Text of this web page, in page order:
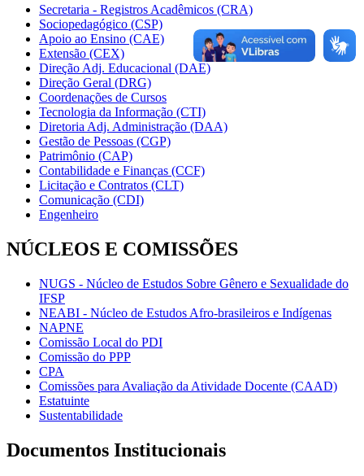
Secretaria - Registros Acadêmicos (CRA)
Sociopedagógico (CSP)
Apoio ao Ensino (CAE)
Extensão (CEX)
Direção Adj. Educacional (DAE)
Direção Geral (DRG)
Coordenações de Cursos
Tecnologia da Informação (CTI)
Diretoria Adj. Administração (DAA)
Gestão de Pessoas (CGP)
Patrimônio (CAP)
Contabilidade e Finanças (CCF)
Licitação e Contratos (CLT)
Comunicação (CDI)
Engenheiro
NÚCLEOS E COMISSÕES
NUGS - Núcleo de Estudos Sobre Gênero e Sexualidade do
IFSP
NEABI - Núcleo de Estudos Afro-brasileiros e Indígenas
NAPNE
Comissão Local do PDI
Comissão do PPP
CPA
Comissões para Avaliação da Atividade Docente (CAAD)
Estatuinte
Sustentabilidade
Documentos Institucionais